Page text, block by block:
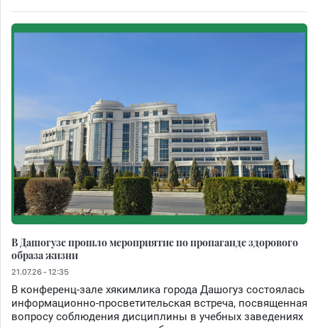
В Дашогузе прошло мероприятие по пропаганде здорового
образа жизни
21.07.26 - 12:35
В конференц-зале хякимлика города Дашогуз состоялась
информационно-просветительская встреча, посвященная
вопросу соблюдения дисциплины в учебных заведениях